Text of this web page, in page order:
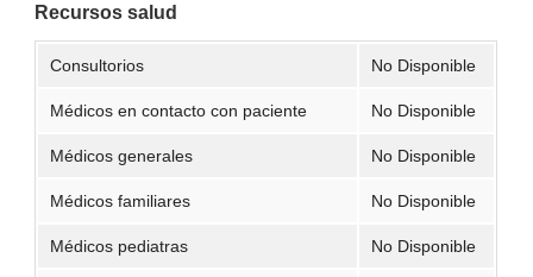
Recursos salud
Consultorios No Disponible
Médicos en contacto con paciente No Disponible
Médicos generales No Disponible
Médicos familiares No Disponible
Médicos pediatras No Disponible